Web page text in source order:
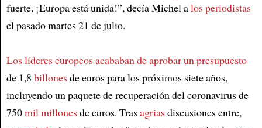
Article
fuerte. ¡Europa está unida!”, decía Michel alos periodistas
el pasado martes 21 de julio.
Los líderes europeos acababan de aprobar un presupuesto
de 1,8 billonesde euros para los próximos siete años,
incluyendo un paquete de recuperación del coronavirus de
750mil millonesde euros. Trasagriasdiscusiones entre,